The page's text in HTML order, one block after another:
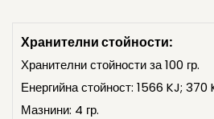
Хранителни стойности:
Хранителни стойности за 100 гр.
Енергийна стойност: 1566 KJ; 370
Мазнини: 4 гр.